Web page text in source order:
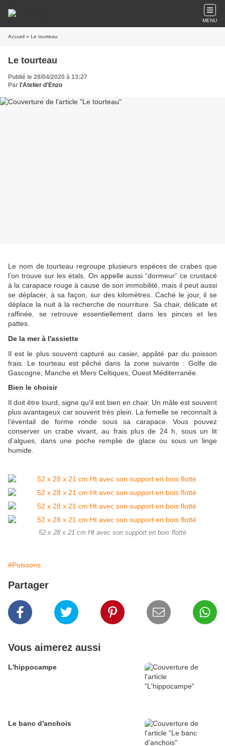
MENU
Accueil » Le tourteau
Le tourteau
Publié le 28/04/2020 à 13:27
Par l'Atelier d'Enzo
Le nom de tourteau regroupe plusieurs espèces de crabes que
l’on trouve sur les étals. On appelle aussi “dormeur” ce crustacé
à la carapace rouge à cause de son immobilité, mais il peut aussi
se déplacer, à sa façon, sur des kilomètres. Caché le jour, il se
déplace la nuit à la recherche de nourriture. Sa chair, délicate et
raffinée, se retrouve essentiellement dans les pinces et les
pattes.
De la mer à l'assiette
Il est le plus souvent capturé au casier, appâté par du poisson
frais. Le tourteau est pêché dans la zone suivante : Golfe de
Gascogne, Manche et Mers Celtiques, Ouest Méditerranée.
Bien le choisir
Il doit être lourd, signe qu’il est bien en chair. Un mâle est souvent
plus avantageux car souvent très plein. La femelle se reconnaît à
l’éventail de forme ronde sous sa carapace. Vous pouvez
conserver un crabe vivant, au frais plus de 24 h, sous un lit
d’algues, dans une poche remplie de glace ou sous un linge
humide.
52 x 28 x 21 cm Ht avec son support en bois flotté
#Poissons
Partager
Vous aimerez aussi
L'hippocampe
Le banc d'anchois